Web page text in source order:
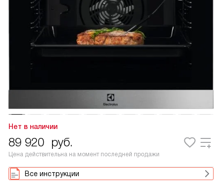
Нет в наличии
89 920 руб.
Цена действительна на момент последней продажи
Все инструкции